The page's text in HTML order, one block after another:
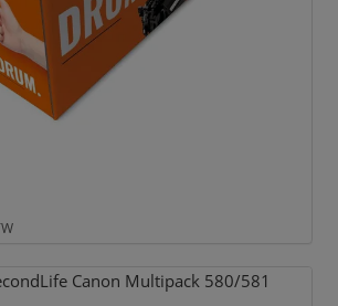
Canon Multipack 580/581